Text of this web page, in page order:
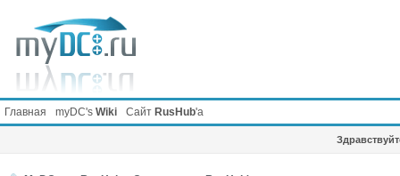
Главная myDC's Wiki Сайт RusHub'а